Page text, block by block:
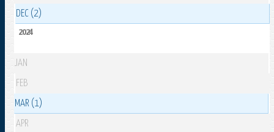
DEC (2)
2024
JAN
FEB
MAR (1)
APR